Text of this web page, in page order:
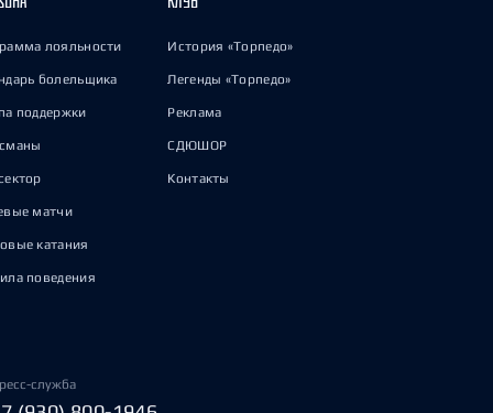
лояльности
болельщика
поддержки
матчи
катания
поведения
История «Торпедо»
Легенды «Торпедо»
Реклама
СДЮШОР
Контакты
служба